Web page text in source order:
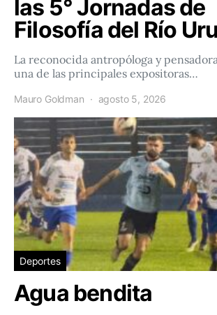
las 5° Jornadas de
Filosofía del Río
La reconocida antropóloga y
una de las principales expositoras…
Mauro Goldman agosto 5, 2026
Deportes
Agua bendita